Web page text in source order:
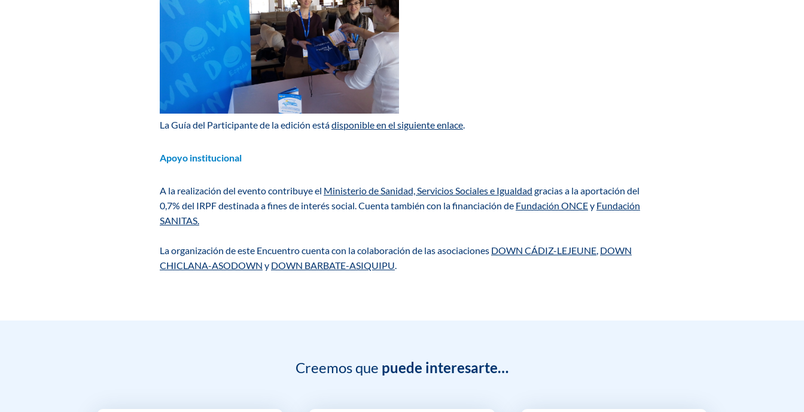
La Guía del Participante de la edición estádisponible en el siguiente enlace.
Apoyo institucional
A la realización del evento contribuye el Ministerio de Sanidad, Servicios Sociales e Igualdad gracias a la aportación del
0,7% del IRPF destinada a fines de interés social. Cuenta también con la financiación de Fundación ONCEy Fundación
SANITAS.
La organización de este Encuentro cuenta con la colaboración de las asociaciones DOWN CÁDIZ-LEJEUNE, DOWN
CHICLANA-ASODOWN y DOWN BARBATE-ASIQUIPU.
Creemos que puede interesarte…